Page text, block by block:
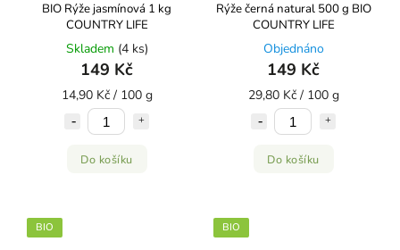
BIO Rýže jasmínová 1 kg
COUNTRY LIFE
Skladem (4 ks)
149 Kč
14,90 Kč / 100 g
Do košíku
Rýže černá natural 500 g BIO
COUNTRY LIFE
Objednáno
149 Kč
29,80 Kč / 100 g
Do košíku
BIO BIO